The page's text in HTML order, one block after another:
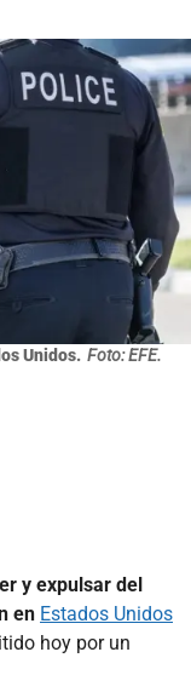
Unidos. Foto: EFE.
y expulsar del
en Estados Unidos
hoy por un